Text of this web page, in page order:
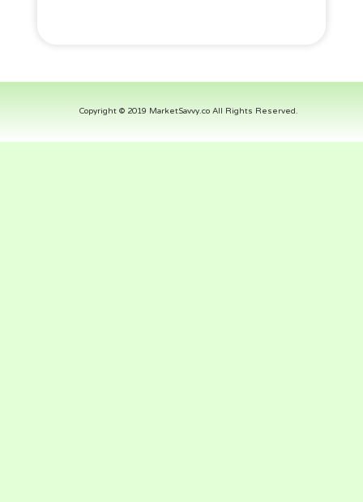
Copyright © 2019 MarketSavvy.co All Rights Reserved.